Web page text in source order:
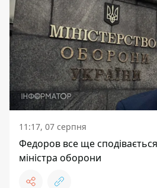
11:17, 07 серпня
Федоров все ще
міністра оборони